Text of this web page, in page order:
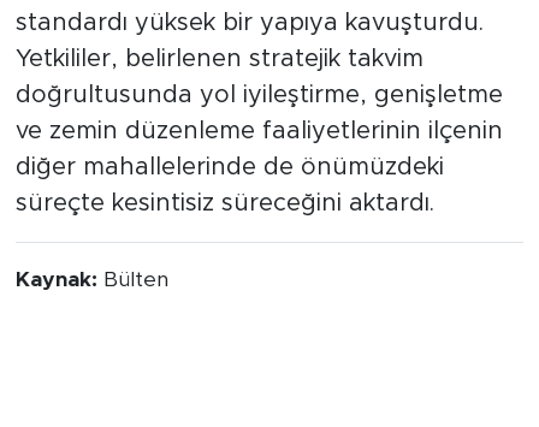
çalışması yaparak yolları güvenli ve
standardı yüksek bir yapıya kavuşturdu.
Yetkililer, belirlenen stratejik takvim
doğrultusunda yol iyileştirme, genişletme
ve zemin düzenleme faaliyetlerinin ilçenin
diğer mahallelerinde de önümüzdeki